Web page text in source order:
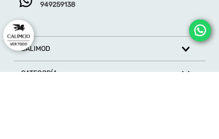
949259138
CALIMOD
CATEGORÍA